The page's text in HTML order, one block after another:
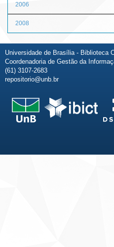
2006
2008
Universidade de Brasília - Biblioteca
Coordenadoria de Gestão da
(61) 3107-2683
repositorio@unb.br